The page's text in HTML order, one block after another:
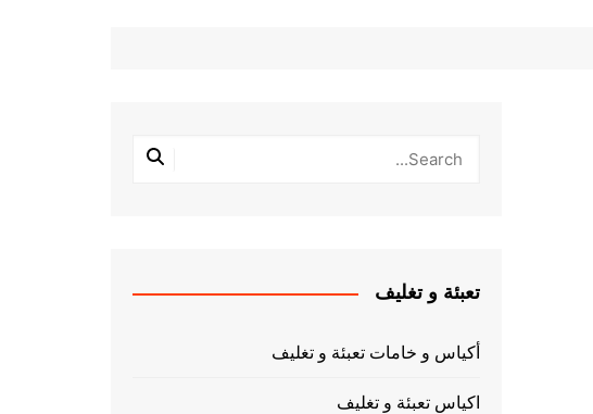
تعبئة و تغليف
أكياس و خامات تعبئة و تغليف
اكياس تعبئة و تغليف